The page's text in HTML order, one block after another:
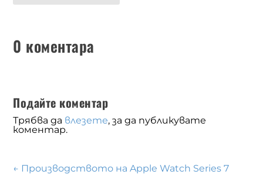
0 коментара
Подайте коментар
Трябва да влезете, за да публикувате
коментар.
← Производството на Apple Watch Series 7